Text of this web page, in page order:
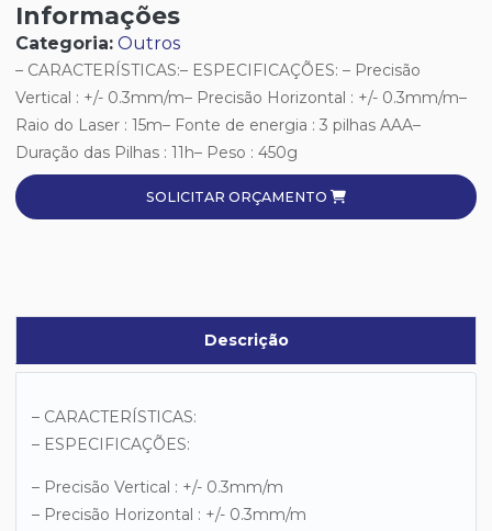
Informações
Categoria: Outros
– CARACTERÍSTICAS:– ESPECIFICAÇÕES: – Precisão
Vertical : +/- 0.3mm/m– Precisão Horizontal : +/- 0.3mm/m–
Raio do Laser : 15m– Fonte de energia : 3 pilhas AAA–
Duração das Pilhas : 11h– Peso : 450g
SOLICITAR ORÇAMENTO
Descrição
– CARACTERÍSTICAS:
– ESPECIFICAÇÕES:
– Precisão Vertical : +/- 0.3mm/m
– Precisão Horizontal : +/- 0.3mm/m